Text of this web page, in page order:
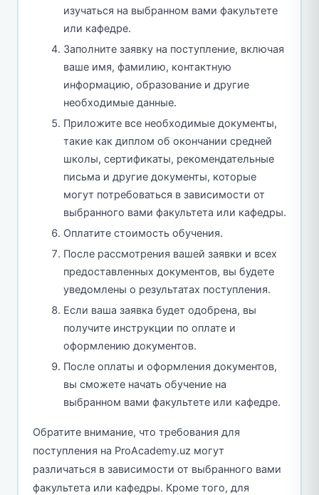
изучаться на выбранном вами факультете
или кафедре.
Заполните заявку на поступление, включая
ваше имя, фамилию, контактную
информацию, образование и другие
необходимые данные.
Приложите все необходимые документы,
такие как диплом об окончании средней
школы, сертификаты, рекомендательные
письма и другие документы, которые
могут потребоваться в зависимости от
выбранного вами факультета или кафедры.
Оплатите стоимость обучения.
После рассмотрения вашей заявки и всех
предоставленных документов, вы будете
уведомлены о результатах поступления.
Если ваша заявка будет одобрена, вы
получите инструкции по оплате и
оформлению документов.
После оплаты и оформления документов,
вы сможете начать обучение на
выбранном вами факультете или кафедре.
Обратите внимание, что требования для
поступления на ProAcademy.uz могут
различаться в зависимости от выбранного вами
факультета или кафедры. Кроме того, для